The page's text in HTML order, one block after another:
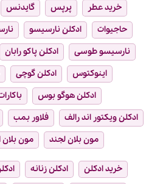
خرید عطر پرپس گایدنس
حاجیوات
ادکلن نارسیسو
نارسیسو طوسی
ادکلن پاکو رابان
اینوکتوس
ادکلن گوچی
ادکلن هوگو بوس
ادکلن ویکتور اند رالف
فلاور بمب
مون بلان لجند
مون بلان
خرید ادکلن ادکلن زنانه